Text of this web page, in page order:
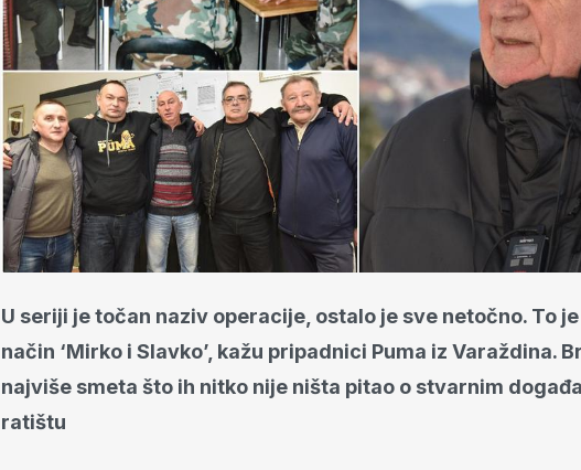
U seriji je točan naziv operacije, ostalo je sve netočno. To
način ‘Mirko i Slavko’, kažu pripadnici Puma iz Varaždina.
najviše smeta što ih nitko nije ništa pitao o stvarnim
ratištu